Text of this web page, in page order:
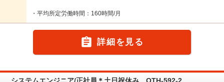
・平均所定労働時間：160時間/月
 詳細を見る
システムエンジニア/正社員＊土日祝休み OTH-592-2